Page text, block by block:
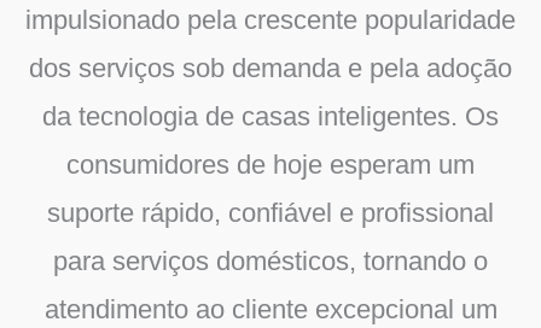
impulsionado pela crescente popularidade
dos serviços sob demanda e pela adoção
da tecnologia de casas inteligentes. Os
consumidores de hoje esperam um
suporte rápido, confiável e profissional
para serviços domésticos, tornando o
atendimento ao cliente excepcional um